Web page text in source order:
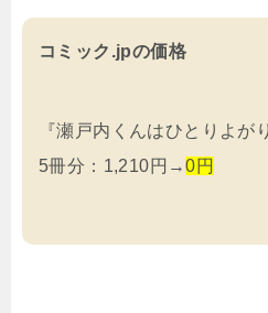
コミック.jpの価格
『瀬戸内くんはひとりよが
5冊分：1,210円→0円